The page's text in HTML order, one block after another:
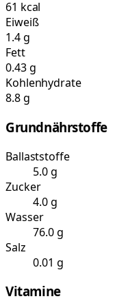
61 kcal
Eiweiß
1.4 g
Fett
0.43 g
Kohlenhydrate
8.8 g
Grundnährstoffe
Ballaststoffe
5.0 g
Zucker
4.0 g
Wasser
76.0 g
Salz
0.01 g
Vitamine